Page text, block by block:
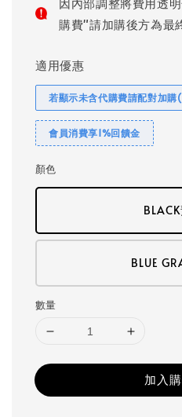
購費"請加購後方為最
適用優惠
若顯示未含代購費請配對加
會員消費享1%回饋金
顏色
BLUE
數量
加入